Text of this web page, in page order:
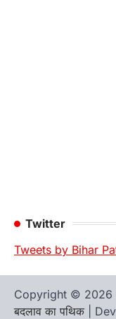
Twitter
Tweets by Bihar
Copyright © 2026
बदलाव का पथिक |